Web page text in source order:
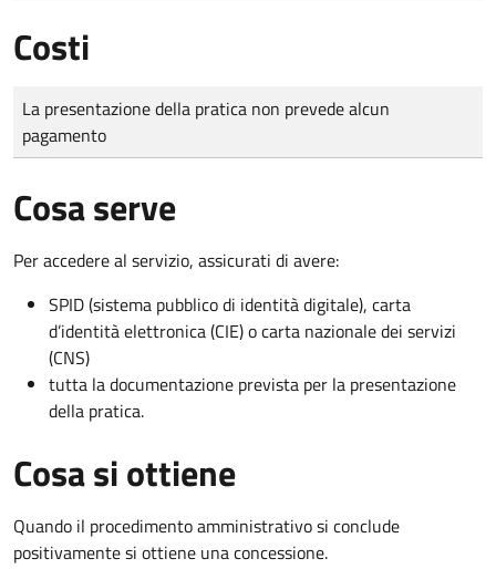
Costi
Tipo di pagamento
Importo
La presentazione della pratica non prevede alcun
pagamento
Cosa serve
Per accedere al servizio, assicurati di avere:
SPID (sistema pubblico di identità digitale), carta
d’identità elettronica (CIE) o carta nazionale dei servizi
(CNS)
tutta la documentazione prevista per la presentazione
della pratica.
Cosa si ottiene
Quando il procedimento amministrativo si conclude
positivamente si ottiene una concessione.